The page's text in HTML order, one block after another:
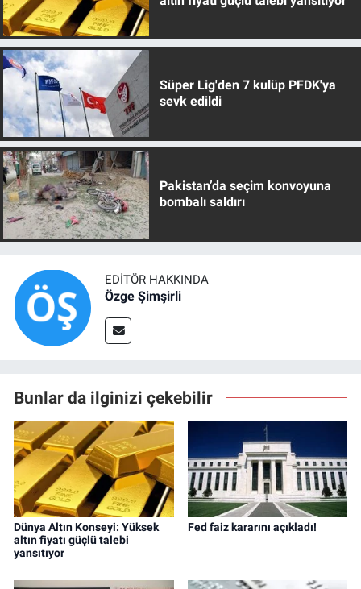
Süper Lig'den 7 kulüp PFDK'ya
sevk edildi
Pakistan’da seçim konvoyuna
bombalı saldırı
EDITÖR HAKKINDA
Özge Şimşirli
Bunlar da ilginizi çekebilir
Dünya Altın Konseyi: Yüksek
altın fiyatı güçlü talebi
yansıtıyor
Fed faiz kararını açıkladı!